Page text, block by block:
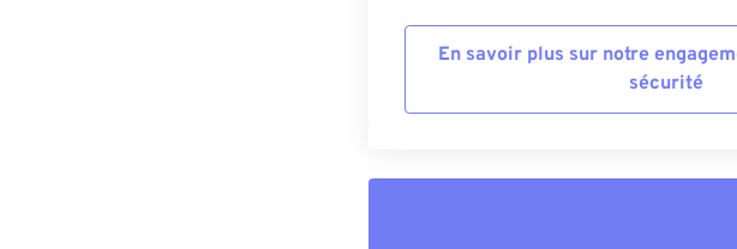
En savoir plus sur notre
sécurité